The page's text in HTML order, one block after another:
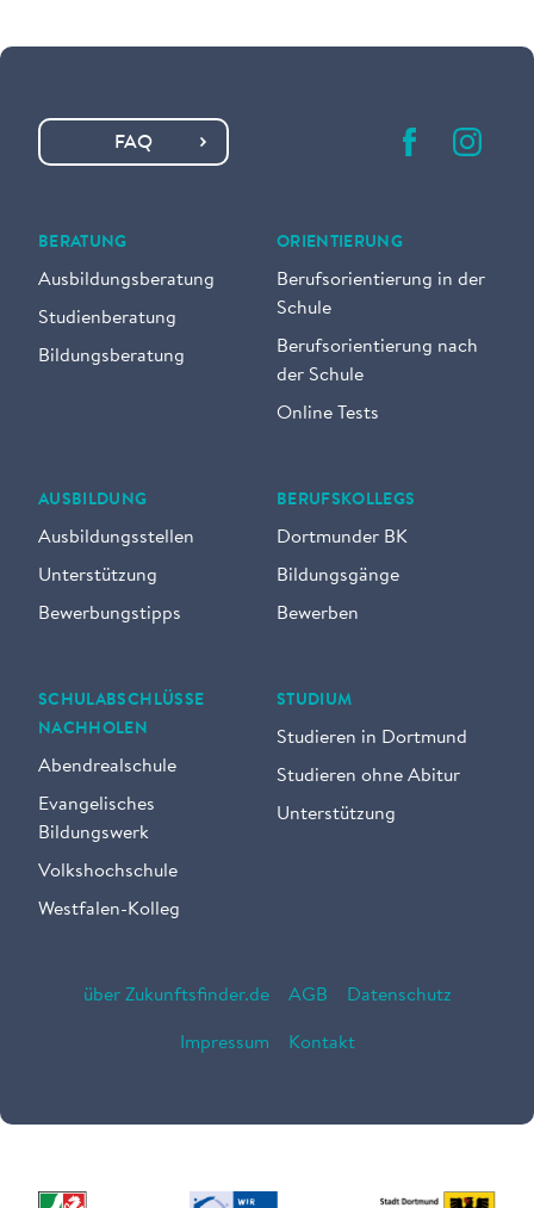
FAQ
BERATUNG
Ausbildungsberatung
Studienberatung
Bildungsberatung
ORIENTIERUNG
Berufsorientierung in der
Schule
Berufsorientierung nach
der Schule
Online Tests
AUSBILDUNG
Ausbildungsstellen
Unterstützung
Bewerbungstipps
BERUFSKOLLEGS
Dortmunder BK
Bildungsgänge
Bewerben
SCHULABSCHLÜSSE
NACHHOLEN
Abendrealschule
Evangelisches
Bildungswerk
Volkshochschule
Westfalen-Kolleg
STUDIUM
Studieren in Dortmund
Studieren ohne Abitur
Unterstützung
über Zukunftsfinder.de AGB Datenschutz
Impressum Kontakt